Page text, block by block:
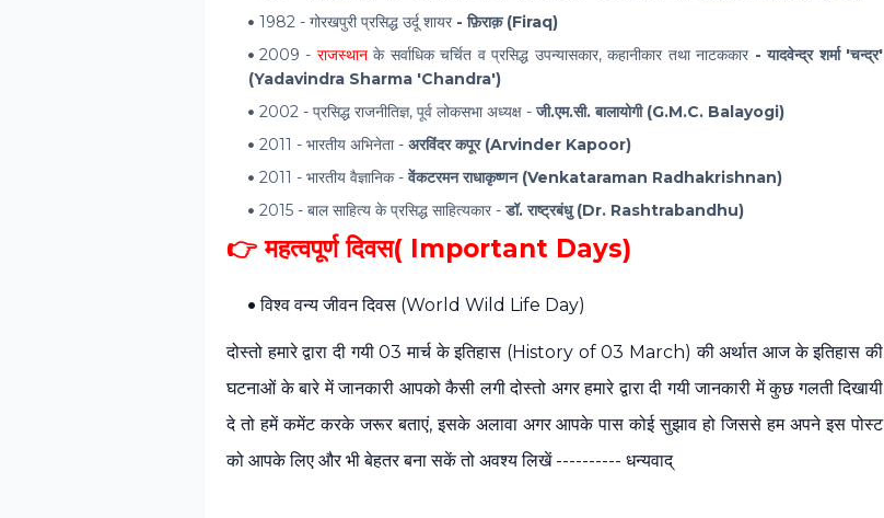
1982 - गोरखपुरी प्रसिद्ध उर्दू शायर- फ़िराक़ (Firaq)
2009 - राजस्थानके सर्वाधिक चर्चित व प्रसिद्ध उपन्यासकार, कहानीकार तथा नाटककार - यादवेन्द्र शर्मा 'चन्द्र'
(Yadavindra Sharma 'Chandra')
2002 - प्रसिद्ध राजनीतिज्ञ, पूर्व लोकसभा अध्यक्ष -जी.एम.सी. बालायोगी (G.M.C. Balayogi)
2011 - भारतीय अभिनेता - अरविंदर कपूर (Arvinder Kapoor)
2011 - भारतीय वैज्ञानिक - वेंकटरमन राधाकृष्णन (Venkataraman Radhakrishnan)
2015 - बाल साहित्य के प्रसिद्ध साहित्यकार -डॉ. राष्ट्रबंधु (Dr. Rashtrabandhu)
👉 महत्वपूर्ण दिवस( Important Days)
विश्व वन्य जीवन दिवस (World Wild Life Day)
दोस्‍तो हमारे द्वारा दी गयी 03 मार्च के इतिहास (History of 03 March) की अर्थात आज के इतिहास की
घटनाओं के बारे में जानकारी आपको कैसी लगी दोस्‍तो अगर हमारे द्वारा दी गयी जानकारी में कुछ गलती दिखायी
दे तो हमें कमेंट करके जरूर बताएं, इसके अलावा अगर आपके पास कोई सुझाव हो जिससे हम अपने इस पोस्‍ट
को आपके लिए और भी बेहतर बना सकें तो अवश्‍य लिखें ---------- धन्यवाद्